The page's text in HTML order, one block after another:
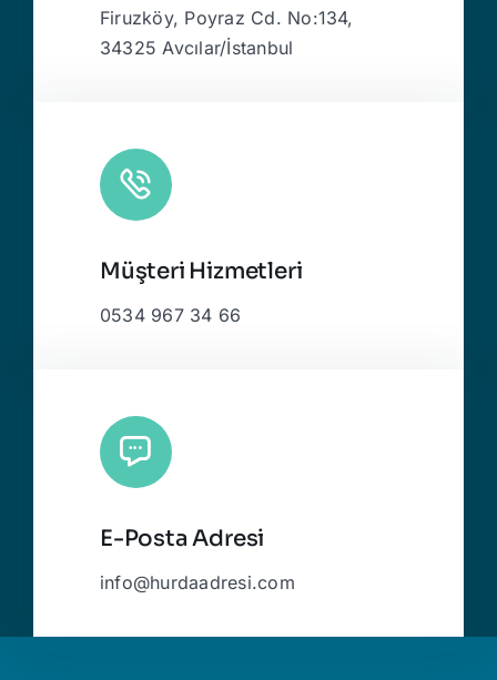
Firuzköy, Poyraz Cd. No:134,
34325 Avcılar/İstanbul
Müşteri Hizmetleri
0534 967 34 66
E-Posta Adresi
info@hurdaadresi.com